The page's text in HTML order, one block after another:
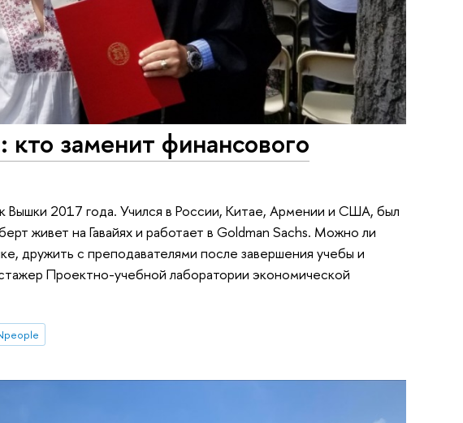
кто заменит финансового
Вышки 2017 года. Учился в России, Китае, Армении и США, был
живет на Гавайях и работает в Goldman Sachs. Можно ли
дружить с преподавателями после завершения учебы и
Проектно-учебной лаборатории экономической